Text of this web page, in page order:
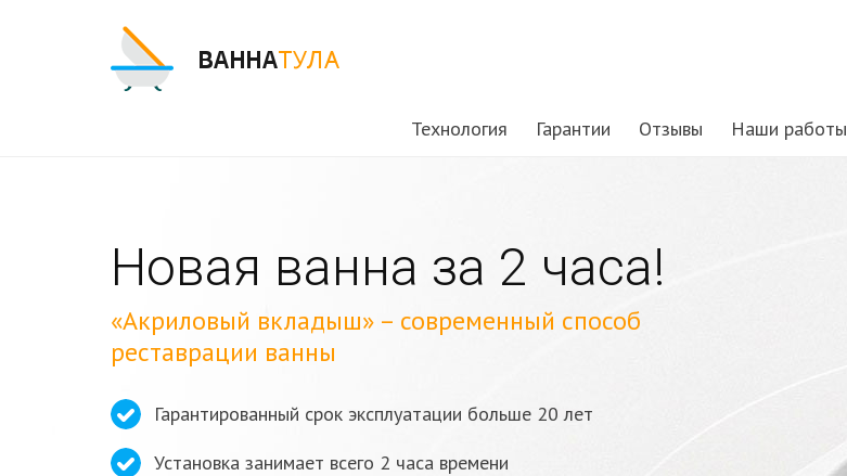
Технология Гарантии Отзывы Наши работы
Новая ванна за 2 часа!
«Акриловый вкладыш» – современный способ
реставрации ванны
Гарантированный срок эксплуатации больше 20 лет
Установка занимает всего 2 часа времени